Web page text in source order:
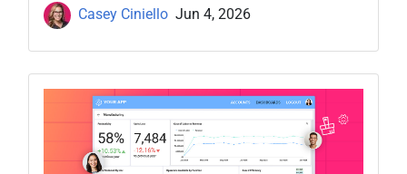
Casey Ciniello Jun 4, 2026